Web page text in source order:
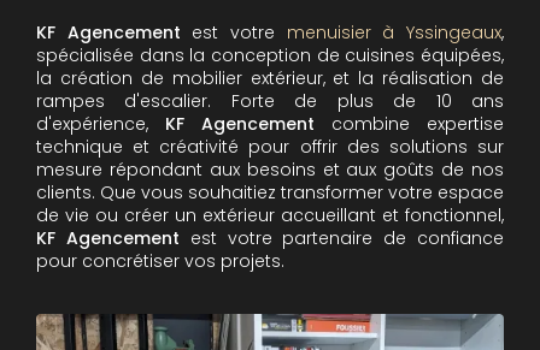
KF Agencement est votre menuisier à Yssingeaux,
spécialisée dans la conception de cuisines équipées,
la création de mobilier extérieur, et la réalisation de
rampes d'escalier. Forte de plus de 10 ans
d'expérience, KF Agencement combine expertise
technique et créativité pour offrir des solutions sur
mesure répondant aux besoins et aux goûts de nos
clients. Que vous souhaitiez transformer votre espace
de vie ou créer un extérieur accueillant et fonctionnel,
KF Agencement est votre partenaire de confiance
pour concrétiser vos projets.